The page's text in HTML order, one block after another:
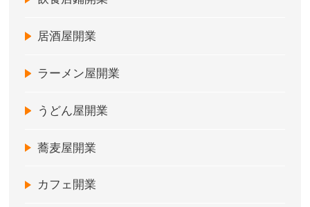
居酒屋開業
ラーメン屋開業
うどん屋開業
蕎麦屋開業
カフェ開業